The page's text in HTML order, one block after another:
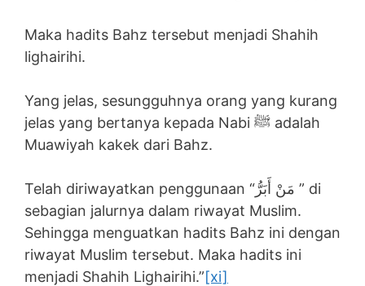
Maka hadits Bahz tersebut menjadi Shahih
lighairihi.
Yang jelas, sesungguhnya orang yang kurang
jelas yang bertanya kepada Nabi ﷺ adalah
Muawiyah kakek dari Bahz.
Telah diriwayatkan penggunaan “مَنْ أَبَرُّ ” di
sebagian jalurnya dalam riwayat Muslim.
Sehingga menguatkan hadits Bahz ini dengan
riwayat Muslim tersebut. Maka hadits ini
menjadi Shahih Lighairihi.”[xi]